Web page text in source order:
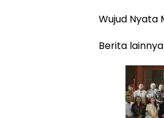
Wujud Nyata
Berita